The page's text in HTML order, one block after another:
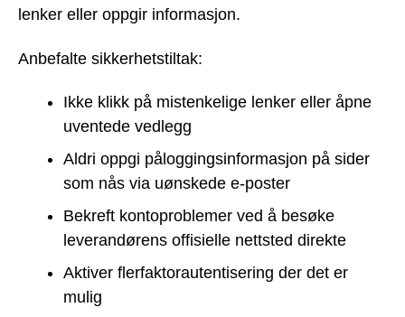
lenker eller oppgir informasjon.
Anbefalte sikkerhetstiltak:
Ikke klikk på mistenkelige lenker eller åpne
uventede vedlegg
Aldri oppgi påloggingsinformasjon på sider
som nås via uønskede e-poster
Bekreft kontoproblemer ved å besøke
leverandørens offisielle nettsted direkte
Aktiver flerfaktorautentisering der det er
mulig